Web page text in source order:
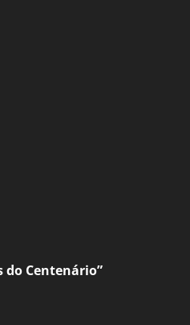
do Centenário”